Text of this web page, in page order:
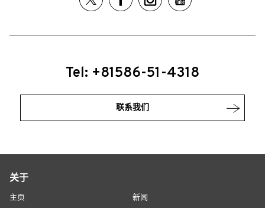
Tel: +81586-51-4318
联系我们
关于
主页
新闻